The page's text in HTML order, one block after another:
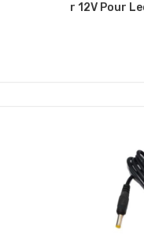
R 12V Pour